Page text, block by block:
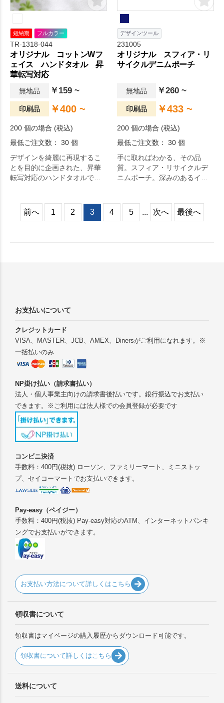
短納期 フルカラー
TR-1318-044
オリジナル コットンWフ
ェイス ハンドタオル 昇
華転写対応
無地品 ￥159 ~
印刷品 ￥400 ~
200 個の場合 (税込)
最低ご注文数： 30 個
デザインを綺麗に再現するこ
とを目的に企画された、昇華
転写対応のハンドタオルで
デザインツール
231005
オリジナル スフィア・リ
サイクルデニムポーチ
無地品 ￥260 ~
印刷品 ￥433 ~
200 個の場合 (税込)
最低ご注文数： 30 個
手に取ればわかる、その品
質。スフィア・リサイクルデ
ニムポーチ。深みのあるイン
クルデニムを70％使用したエ
コデニムのマチあり舟底ポー
前へ 1 2 3 4 5 ... 次へ 最後へ
お支払いについて
クレジットカード
VISA、MASTER、JCB、AMEX、Dinersがご利用になれます。※
一括払いのみ
NP掛け払い（請求書払い）
法人・個人事業主向けの請求書後払いです。銀行振込でお支払い
できます。※ご利用には法人様での会員登録が必要です
コンビニ決済
手数料：400円(税抜) ローソン、ファミリーマート、ミニストッ
プ、セイコーマートでお支払いできます。
Pay-easy（ペイジー）
手数料：400円(税抜) Pay-easy対応のATM、インターネットバンキ
ングでお支払いができます。
お支払い方法について詳しくはこちら
領収書について
領収書はマイページの購入履歴からダウンロード可能です。
領収書について詳しくはこちら
送料について